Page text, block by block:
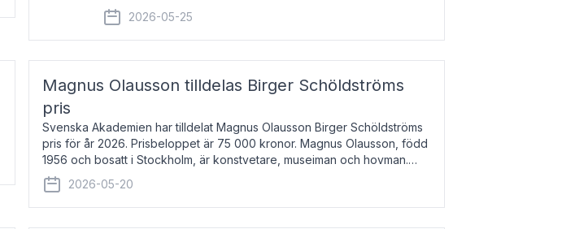
svenska folk- och skolbibliotek som gjort värdefull
2026-05-25
Magnus Olausson tilldelas Birger Schöldströms
pris
Svenska Akademien har tilldelat Magnus Olausson Birger Schöldströms
pris för år 2026. Prisbeloppet är 75 000 kronor. Magnus Olausson, född
1956 och bosatt i Stockholm, är konstvetare, museiman och hovman.
Han disputerade 1993 vid Uppsala un
2026-05-20